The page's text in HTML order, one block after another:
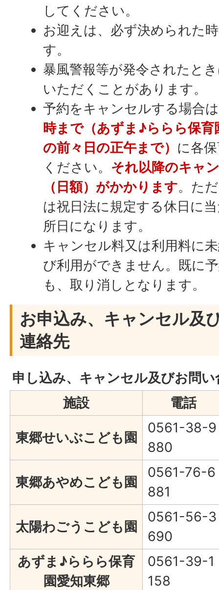
してください。
お迎えは、必ず決められた
す。
暴風警報等が発令されたと
いただくことがあります。
予約をキャンセルする場合
時まで（あずま♪ららら保育
の前々日の正午まで） に各
ください。 それ以降のキャ
（日額）がかかります。た
は祝日法に規定する休日に
所日になります。
キャンセル料又は利用料に
び利用ができません。既に
も、取り消しとなります。
お申込み、キャンセル及
連絡先
申し込み、キャンセル及びお問
施設
電話
東郷せいぶこども園
0561-38-9
880
東郷あやめこども園
0561-76-6
881
太陽わごうこども園
0561-56-3
690
あずま♪ららら保育
園愛知東郷
0561-39-1
158